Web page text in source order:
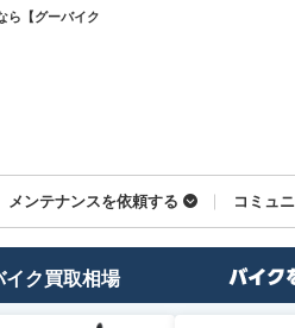
ら【グーバイク
メンテナンスを依頼する コミュ
イク買取相場